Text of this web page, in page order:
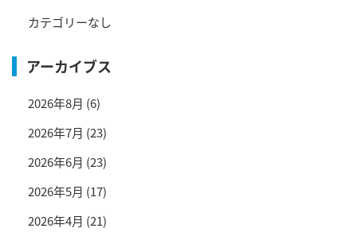
カテゴリーなし
アーカイブス
2026年8月 (6)
2026年7月 (23)
2026年6月 (23)
2026年5月 (17)
2026年4月 (21)